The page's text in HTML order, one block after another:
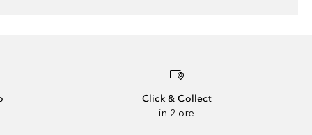
Click & Collect
in 2 ore